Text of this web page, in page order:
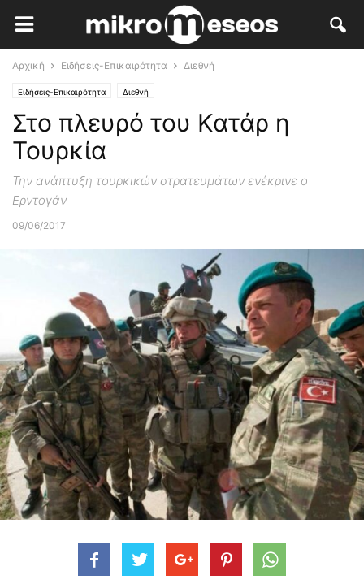
Αρχική Ειδήσεις-Επικαιρότητα Διεθνή
Ειδήσεις-Επικαιρότητα Διεθνή
Στο πλευρό του Κατάρ η
Τουρκία
Την ανάπτυξη τουρκικών στρατευμάτων ενέκρινε ο
Ερντογάν
09/06/2017